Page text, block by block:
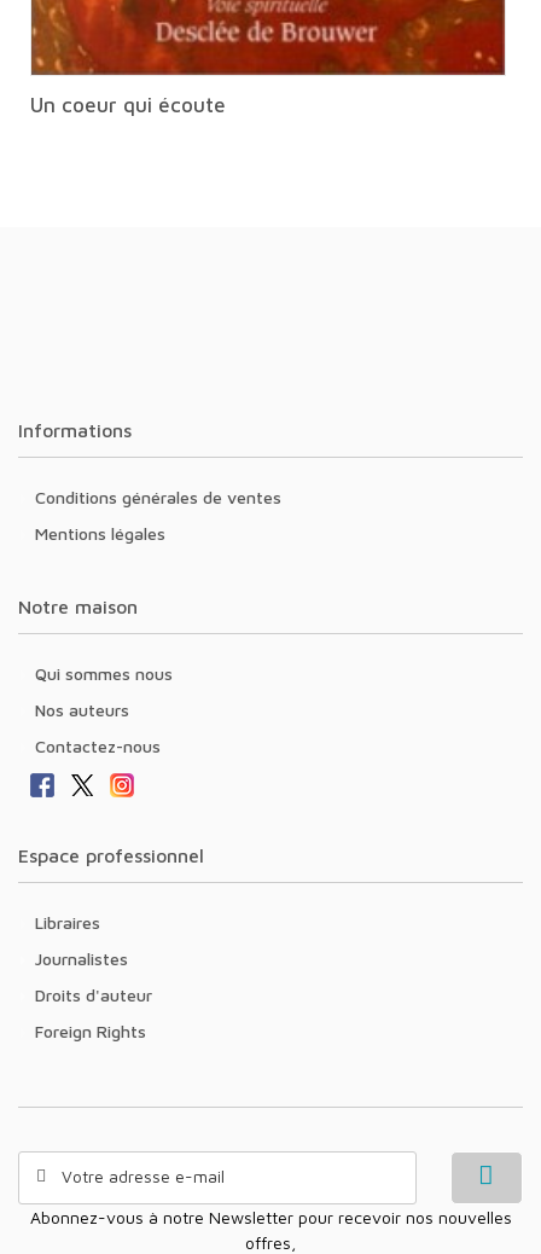
Un coeur qui écoute
Informations
Conditions générales de ventes
Mentions légales
Notre maison
Qui sommes nous
Nos auteurs
Contactez-nous
Espace professionnel
Libraires
Journalistes
Droits d'auteur
Foreign Rights
Abonnez-vous à notre Newsletter pour recevoir nos nouvelles
offres,